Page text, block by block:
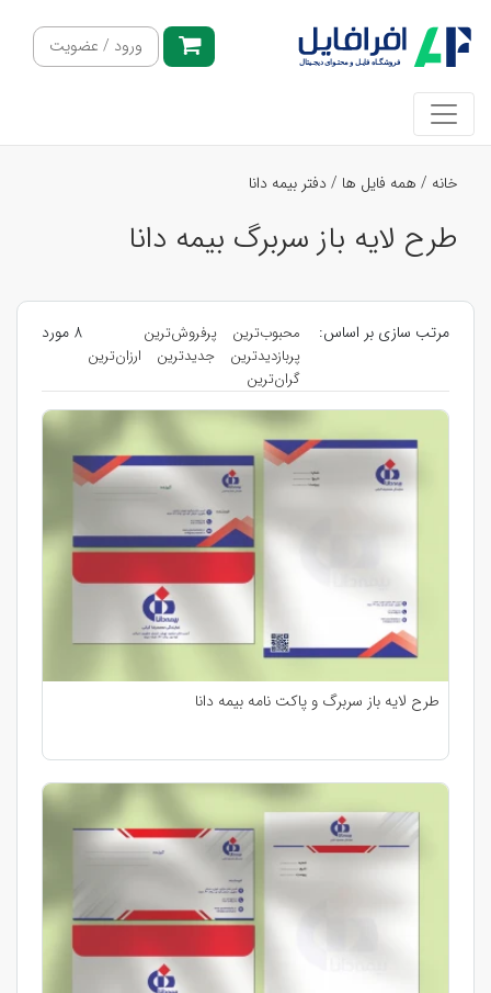
ورود / عضویت
خانه / همه فایل ها / دفتر بیمه دانا
طرح لایه باز سربرگ بیمه دانا
مرتب سازی بر اساس: محبوب‌ترین
پرفروش‌ترین
پربازدیدترین
جدیدترین
ارزان‌ترین
گران‌ترین
8 مورد
طرح لایه باز سربرگ و پاکت نامه بیمه دانا